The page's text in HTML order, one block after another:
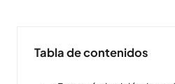
constante de encontrar un
Tabla de contenidos